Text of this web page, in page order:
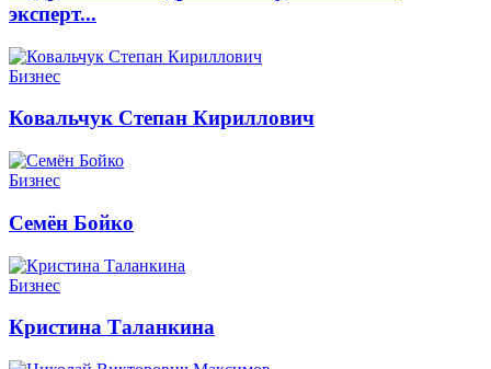
эксперт...
Бизнес
Ковальчук Степан Кириллович
Бизнес
Семён Бойко
Бизнес
Кристина Таланкина